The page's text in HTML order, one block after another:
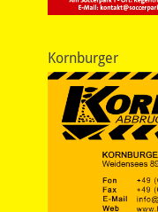
Kornburger